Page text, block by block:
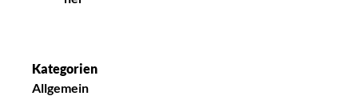
Kategorien
Allgemein